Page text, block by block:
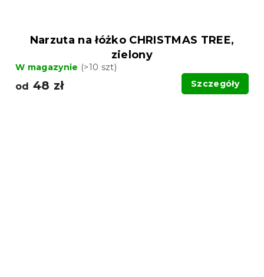
Narzuta na łóżko CHRISTMAS TREE,
zielony
W magazynie (>10 szt)
od 48 zł Szczegóły